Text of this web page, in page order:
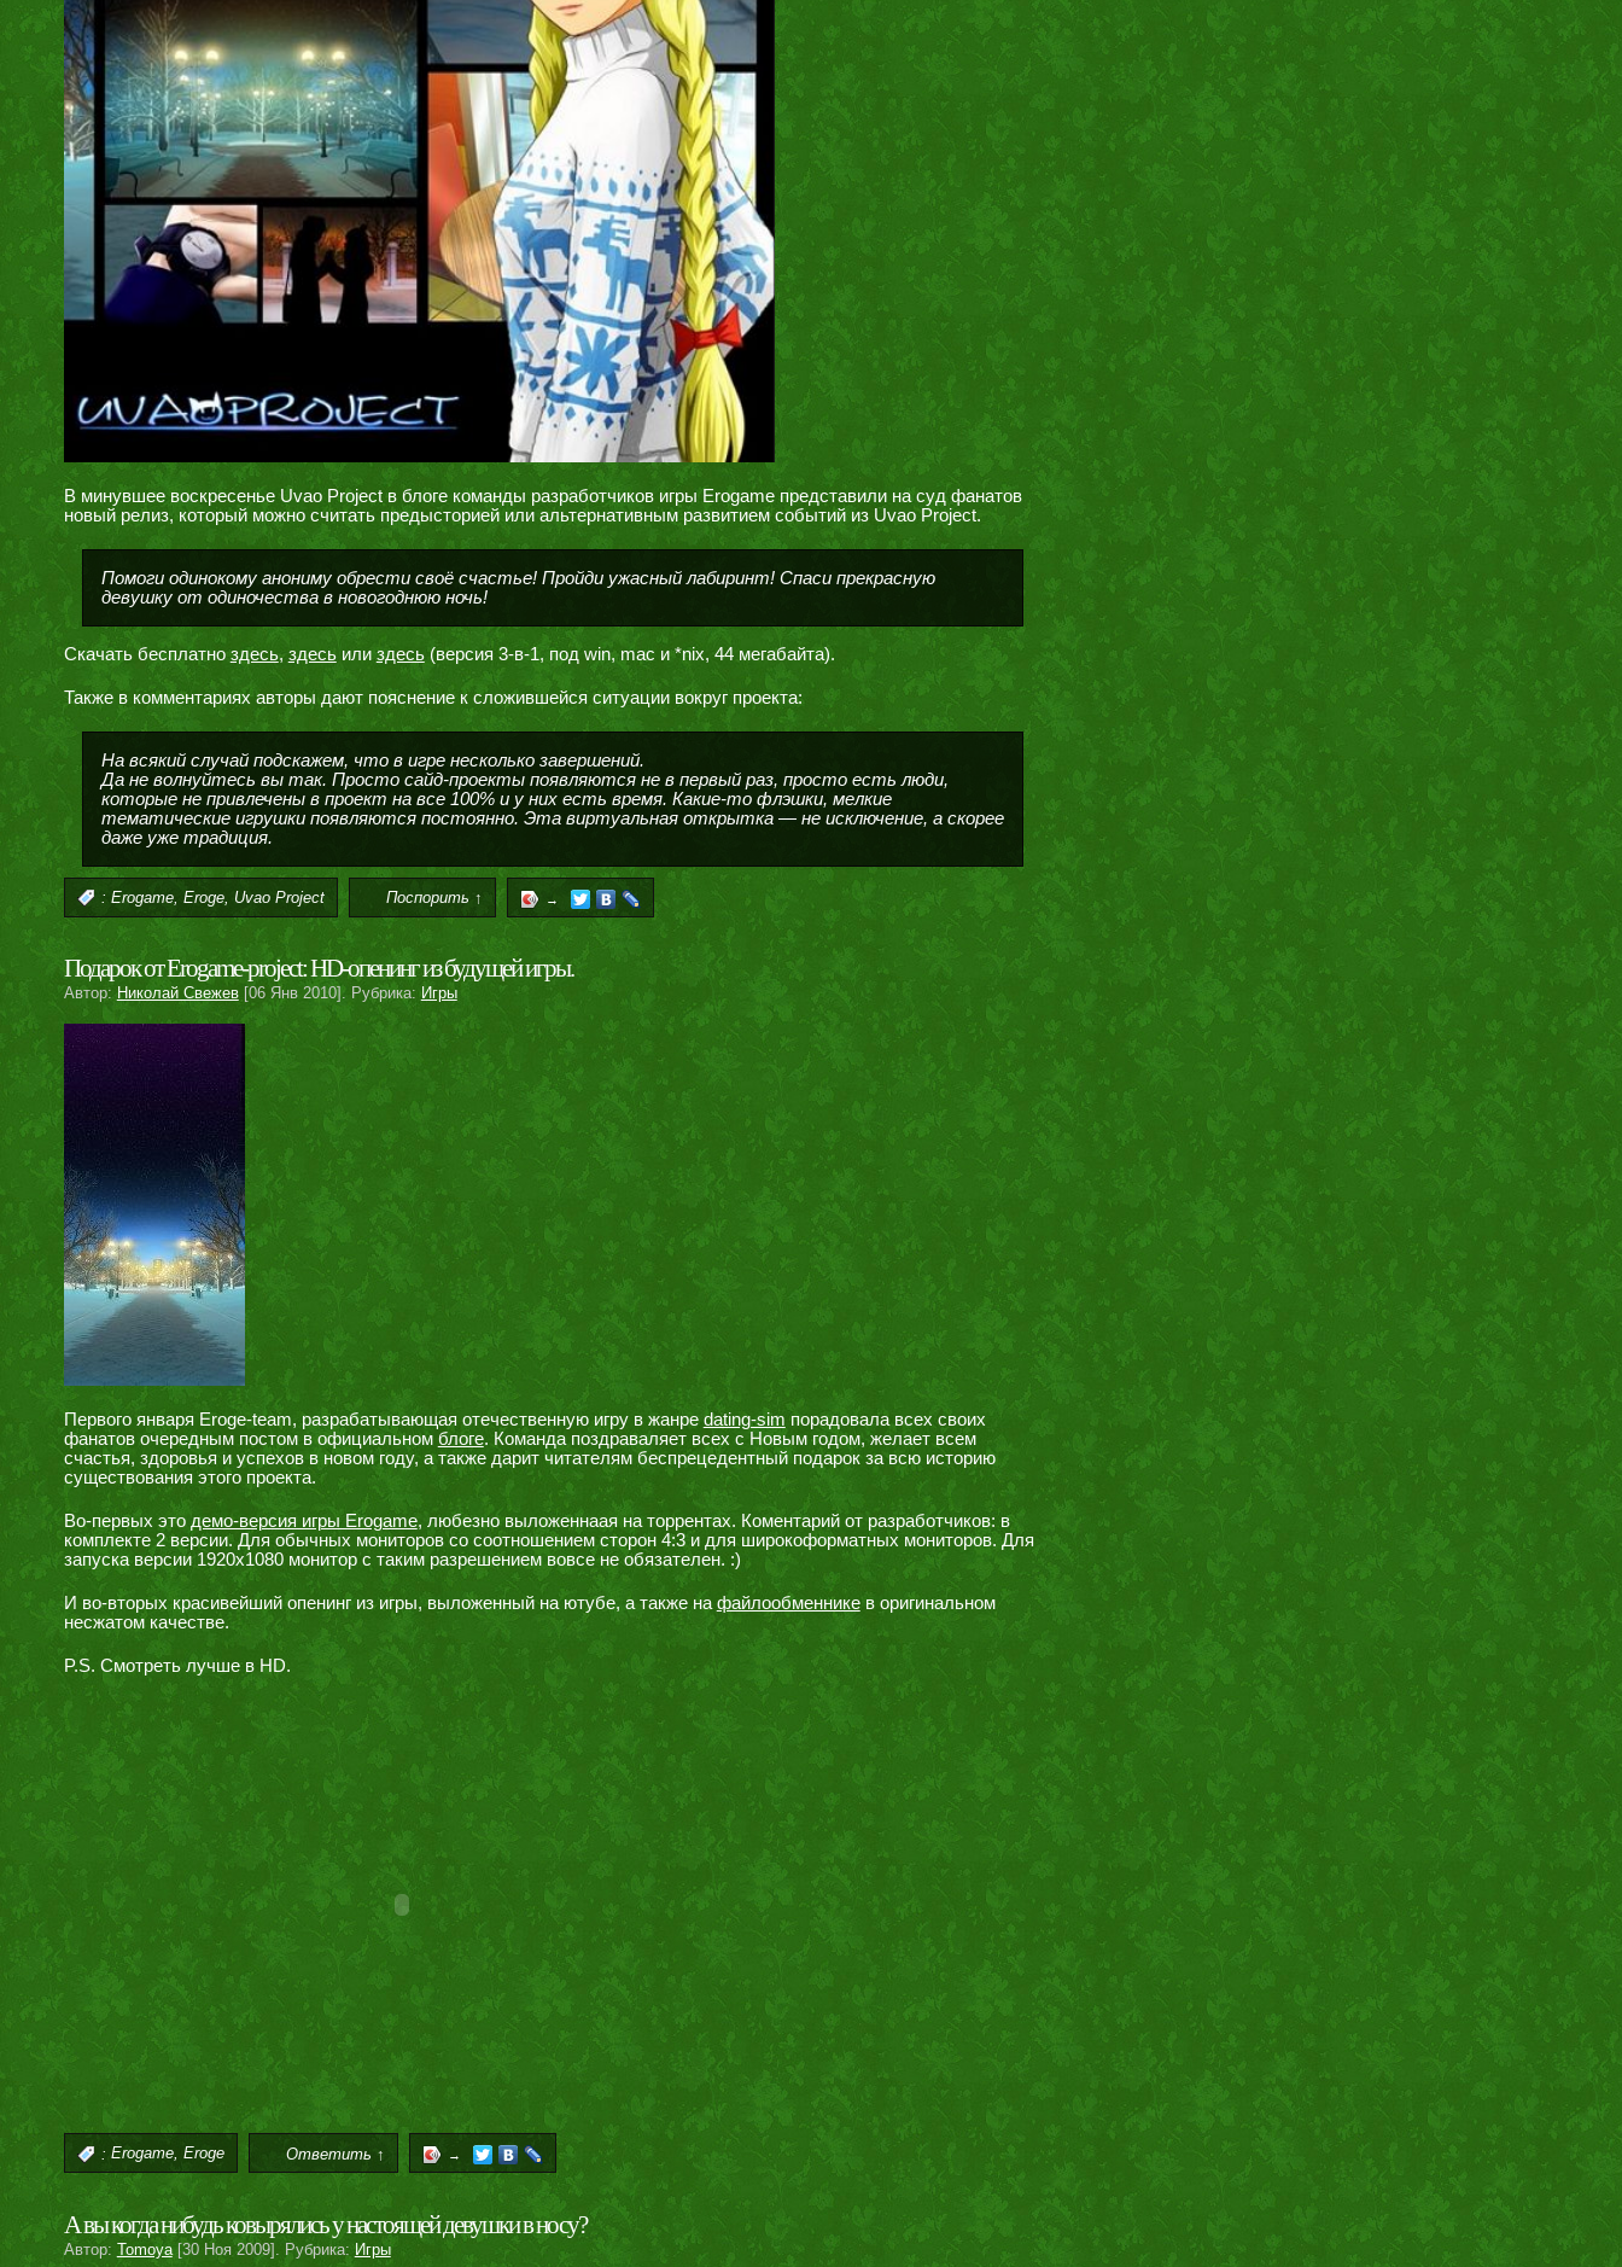
В минувшее воскресенье Uvao Project в блоге команды разработчиков игры Erogame представили на суд фанатов
новый релиз, который можно считать предысторией или альтернативным развитием событий из Uvao Project.
Помоги одинокому анониму обрести своё счастье! Пройди ужасный лабиринт! Спаси прекрасную
девушку от одиночества в новогоднюю ночь!
Скачать бесплатноздесь, здесьили здесь(версия 3-в-1, под win, mac и *nix, 44 мегабайта).
Также в комментариях авторы дают пояснение к сложившейся ситуации вокруг проекта:
На всякий случай подскажем, что в игре несколько завершений.
Да не волнуйтесь вы так. Просто сайд-проекты появляются не в первый раз, просто есть люди,
которые не привлечены в проект на все 100% и у них есть время. Какие-то флэшки, мелкие
тематические игрушки появляются постоянно. Эта виртуальная открытка — не исключение, а скорее
даже уже традиция.
: Erogame, Eroge, Uvao Project Поспорить ↑ →
Подарок от Erogame-project: HD-опенинг из будущей игры.
Автор: Николай Свежев[06 Янв 2010]. Рубрика: Игры
Первого января Eroge-team, разрабатывающая отечественную игру в жанре dating-sim порадовала всех своих
фанатов очередным постом в официальном блоге. Команда поздраваляет всех с Новым годом, желает всем
счастья, здоровья и успехов в новом году, а также дарит читателям беспрецедентный подарок за всю историю
существования этого проекта.
Во-первых это демо-версия игры Erogame, любезно выложеннаая на торрентах. Коментарий от разработчиков: в
комплекте 2 версии. Для обычных мониторов со соотношением сторон 4:3 и для широкоформатных мониторов. Для
запуска версии 1920х1080 монитор с таким разрешением вовсе не обязателен. :)
И во-вторых красивейший опенинг из игры, выложенный на ютубе, а также нафайлообменникев оригинальном
несжатом качестве.
P.S. Смотреть лучше в HD.
: Erogame, Eroge Ответить ↑ →
А вы когда нибудь ковырялись у настоящей девушки в носу?
Автор: Tomoya[30 Ноя 2009]. Рубрика: Игры